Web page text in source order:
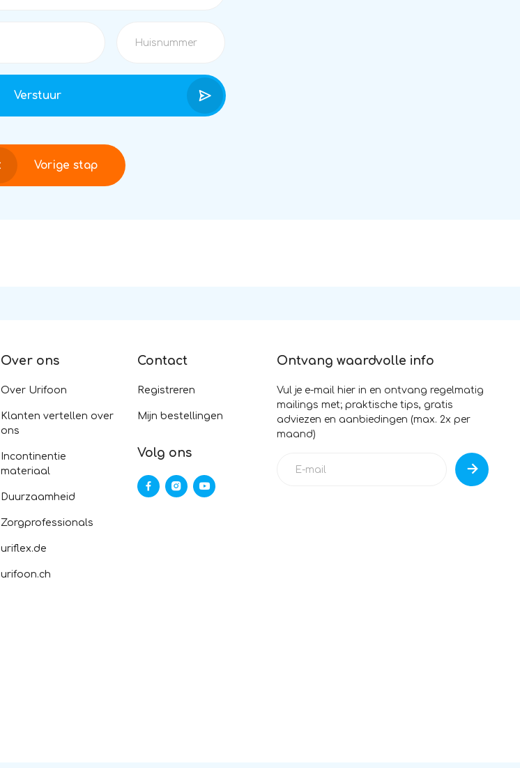
Verstuur
Vorige stap
Over ons
Over Urifoon
Klanten vertellen over
ons
Incontinentie
materiaal
Duurzaamheid
Zorgprofessionals
uriflex.de
urifoon.ch
Contact
Registreren
Mijn bestellingen
Volg ons
Ontvang waardvolle info
Vul je e-mail hier in en ontvang regelmatig
mailings met; praktische tips, gratis
adviezen en aanbiedingen (max. 2x per
maand)